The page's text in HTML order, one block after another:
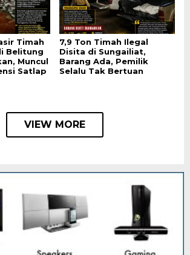
Timah
Belitung
Muncul
Satlap
7,9 Ton Timah Ilegal
Disita di Sungailiat,
Barang Ada, Pemilik
Selalu Tak Bertuan
VIEW MORE